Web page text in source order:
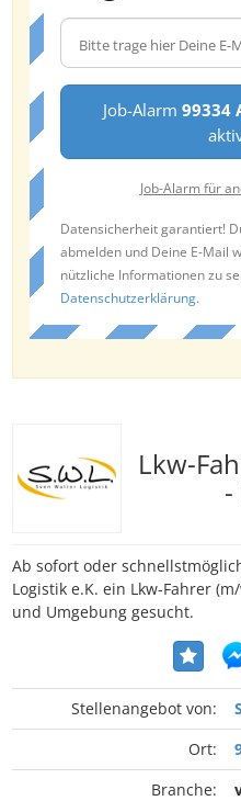
Job-Alarm 99334
Job-Alarm für
Datensicherheit garantiert!
abmelden und Deine E-Mail
nützliche Informationen zu
Datenschutzerklärung.
Lkw-
Ab sofort oder
Logistik e.K. ein Lkw-Fahrer
und Umgebung gesucht.
Stellenangebot von:
Ort:
Branche: